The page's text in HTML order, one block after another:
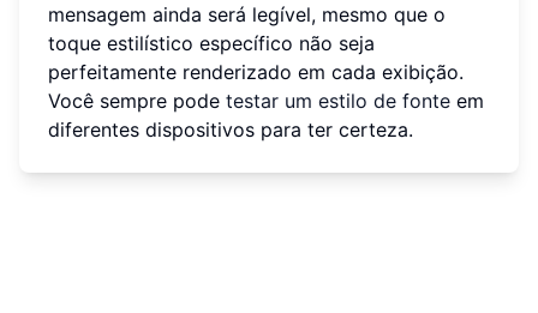
mensagem ainda será legível, mesmo que o
toque estilístico específico não seja
perfeitamente renderizado em cada exibição.
Você sempre pode testar um estilo de fonte em
diferentes dispositivos para ter certeza.